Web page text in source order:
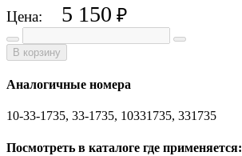
Цена: 5 150 ₽
В корзину
Аналогичные номера
10-33-1735, 33-1735, 10331735, 331735
Посмотреть в каталоге где применяется: